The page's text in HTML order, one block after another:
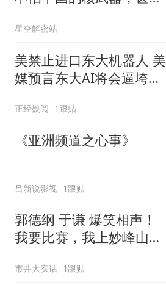
星空解密站
美禁止进口东大机器人 美
媒预言东大AI将会逼垮美
正经娱阅 1跟贴
《亚洲频道之心事》
吕新说影视 1跟贴
郭德纲 于谦 爆笑相声！
我要比赛，我上妙峰山干
祖庙
市井大实话 1跟贴